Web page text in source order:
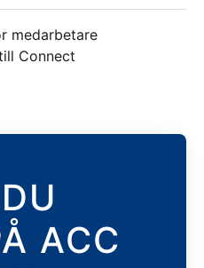
medarbetare
Connect
ACC